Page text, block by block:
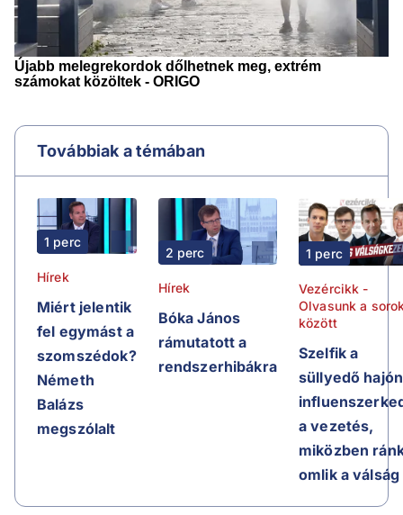
Továbbiak a témában
1 perc
Hírek
Miért jelentik
fel egymást a
szomszédok?
Németh
Balázs
megszólalt
2 perc
Hírek
Bóka János
rámutatott a
rendszerhibákra
1 perc
Vezércikk -
Olvasunk a
között
Szelfik a
süllyedő
a vezetés,
miközben
omlik a válság